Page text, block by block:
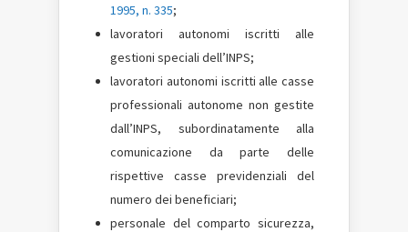
1995, n. 335;
lavoratori autonomi iscritti alle
gestioni speciali dell’INPS;
lavoratori autonomi iscritti alle casse
professionali autonome non gestite
dall’INPS, subordinatamente alla
comunicazione da parte delle
rispettive casse previdenziali del
numero dei beneficiari;
personale del comparto sicurezza,